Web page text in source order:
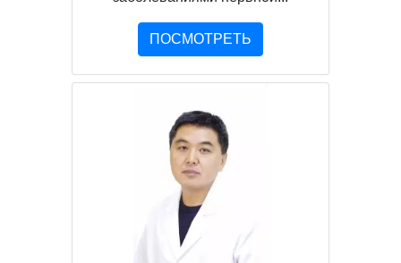
ПОСМОТРЕТЬ